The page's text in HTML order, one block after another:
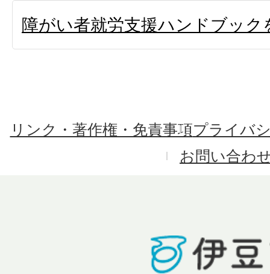
障がい者就労支援ハンドブック
リンク・著作権・免責事項プライバ
お問い合わ